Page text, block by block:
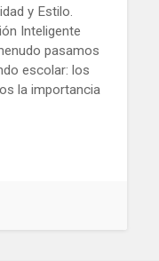
y Estilo.
Inteligente
pasamos
escolar: los
la importancia